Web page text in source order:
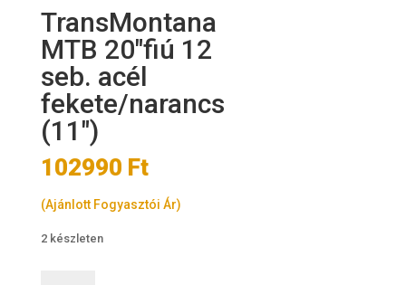
TransMontana
MTB 20″fiú 12
seb. acél
fekete/narancs
(11″)
102990 Ft
(Ajánlott Fogyasztói Ár)
2 készleten